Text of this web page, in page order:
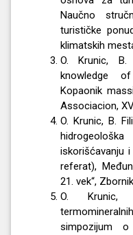
Naučno
turističke
klimatskih
O. Krunic,
knowledge
Kopaonik
Associacion,
O. Krunic, B.
iskorišćavanju
referat),
21. vek“,
O. Krunic,
simpozijum o